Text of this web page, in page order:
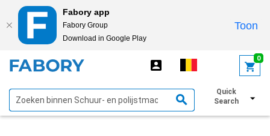
Fabory app
Fabory Group
Download in Google Play
Toon
0
Quick
Search
Toon filters